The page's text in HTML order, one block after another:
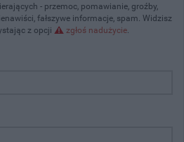
- przemoc, pomawianie, groźby,
fałszywe informacje, spam. Widzisz
z opcji
zgłoś nadużycie.